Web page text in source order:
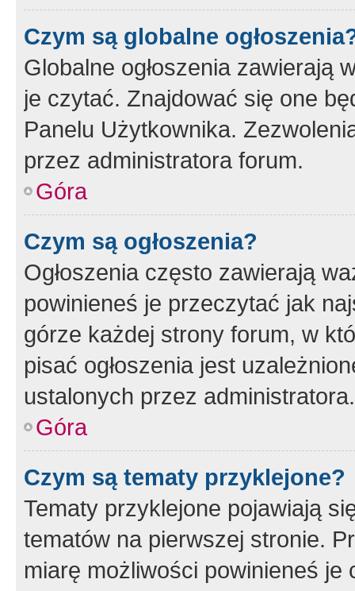
Czym są globalne
Globalne ogłoszenia zawierają
je czytać. Znajdować się one
Panelu Użytkownika.
przez administratora forum.
Góra
Czym są ogłoszenia?
Ogłoszenia często zawierają
powinieneś je przeczytać jak
górze każdej strony forum, w
pisać ogłoszenia jest
ustalonych przez administratora.
Góra
Czym są tematy przyklejone?
Tematy przyklejone pojawiają
tematów na pierwszej stronie.
miarę możliwości powinieneś je